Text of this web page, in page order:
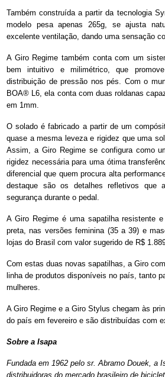
Também construída a partir da tecnologia
modelo pesa apenas 265g, se ajusta
excelente ventilação, dando uma sensação
A Giro Regime também conta com um
bem intuitivo e milimétrico, que
distribuição de pressão nos pés. Com o
BOA® L6, ela conta com duas roldanas
em 1mm.
O solado é fabricado a partir de um
quase a mesma leveza e rigidez que uma
Assim, a Giro Regime se configura como
rigidez necessária para uma ótima
diferencial que quem procura alta
destaque são os detalhes refletivos que
segurança durante o pedal.
A Giro Regime é uma sapatilha resistente
preta, nas versões feminina (35 a 39) e
lojas do Brasil com valor sugerido de R$
Com estas duas novas sapatilhas, a Giro
linha de produtos disponíveis no país, tanto
mulheres.
A Giro Regime e a Giro Stylus chegam às
do país em fevereiro e são distribuídas com
Sobre a Isapa
Fundada em 1962 pelo sr. Abramo Douek, a
distribuidoras do mercado brasileiro de